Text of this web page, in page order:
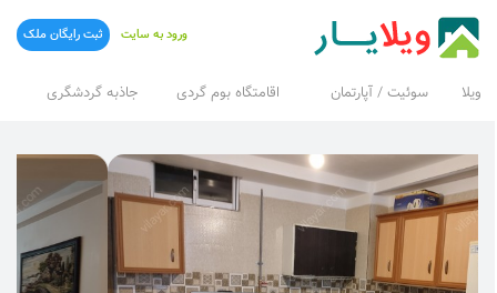
ویلا سوئیت / آپارتمان اقامتگاه بوم گردی جاذبه گردشگری
ورود به سایت ثبت رایگان ملک